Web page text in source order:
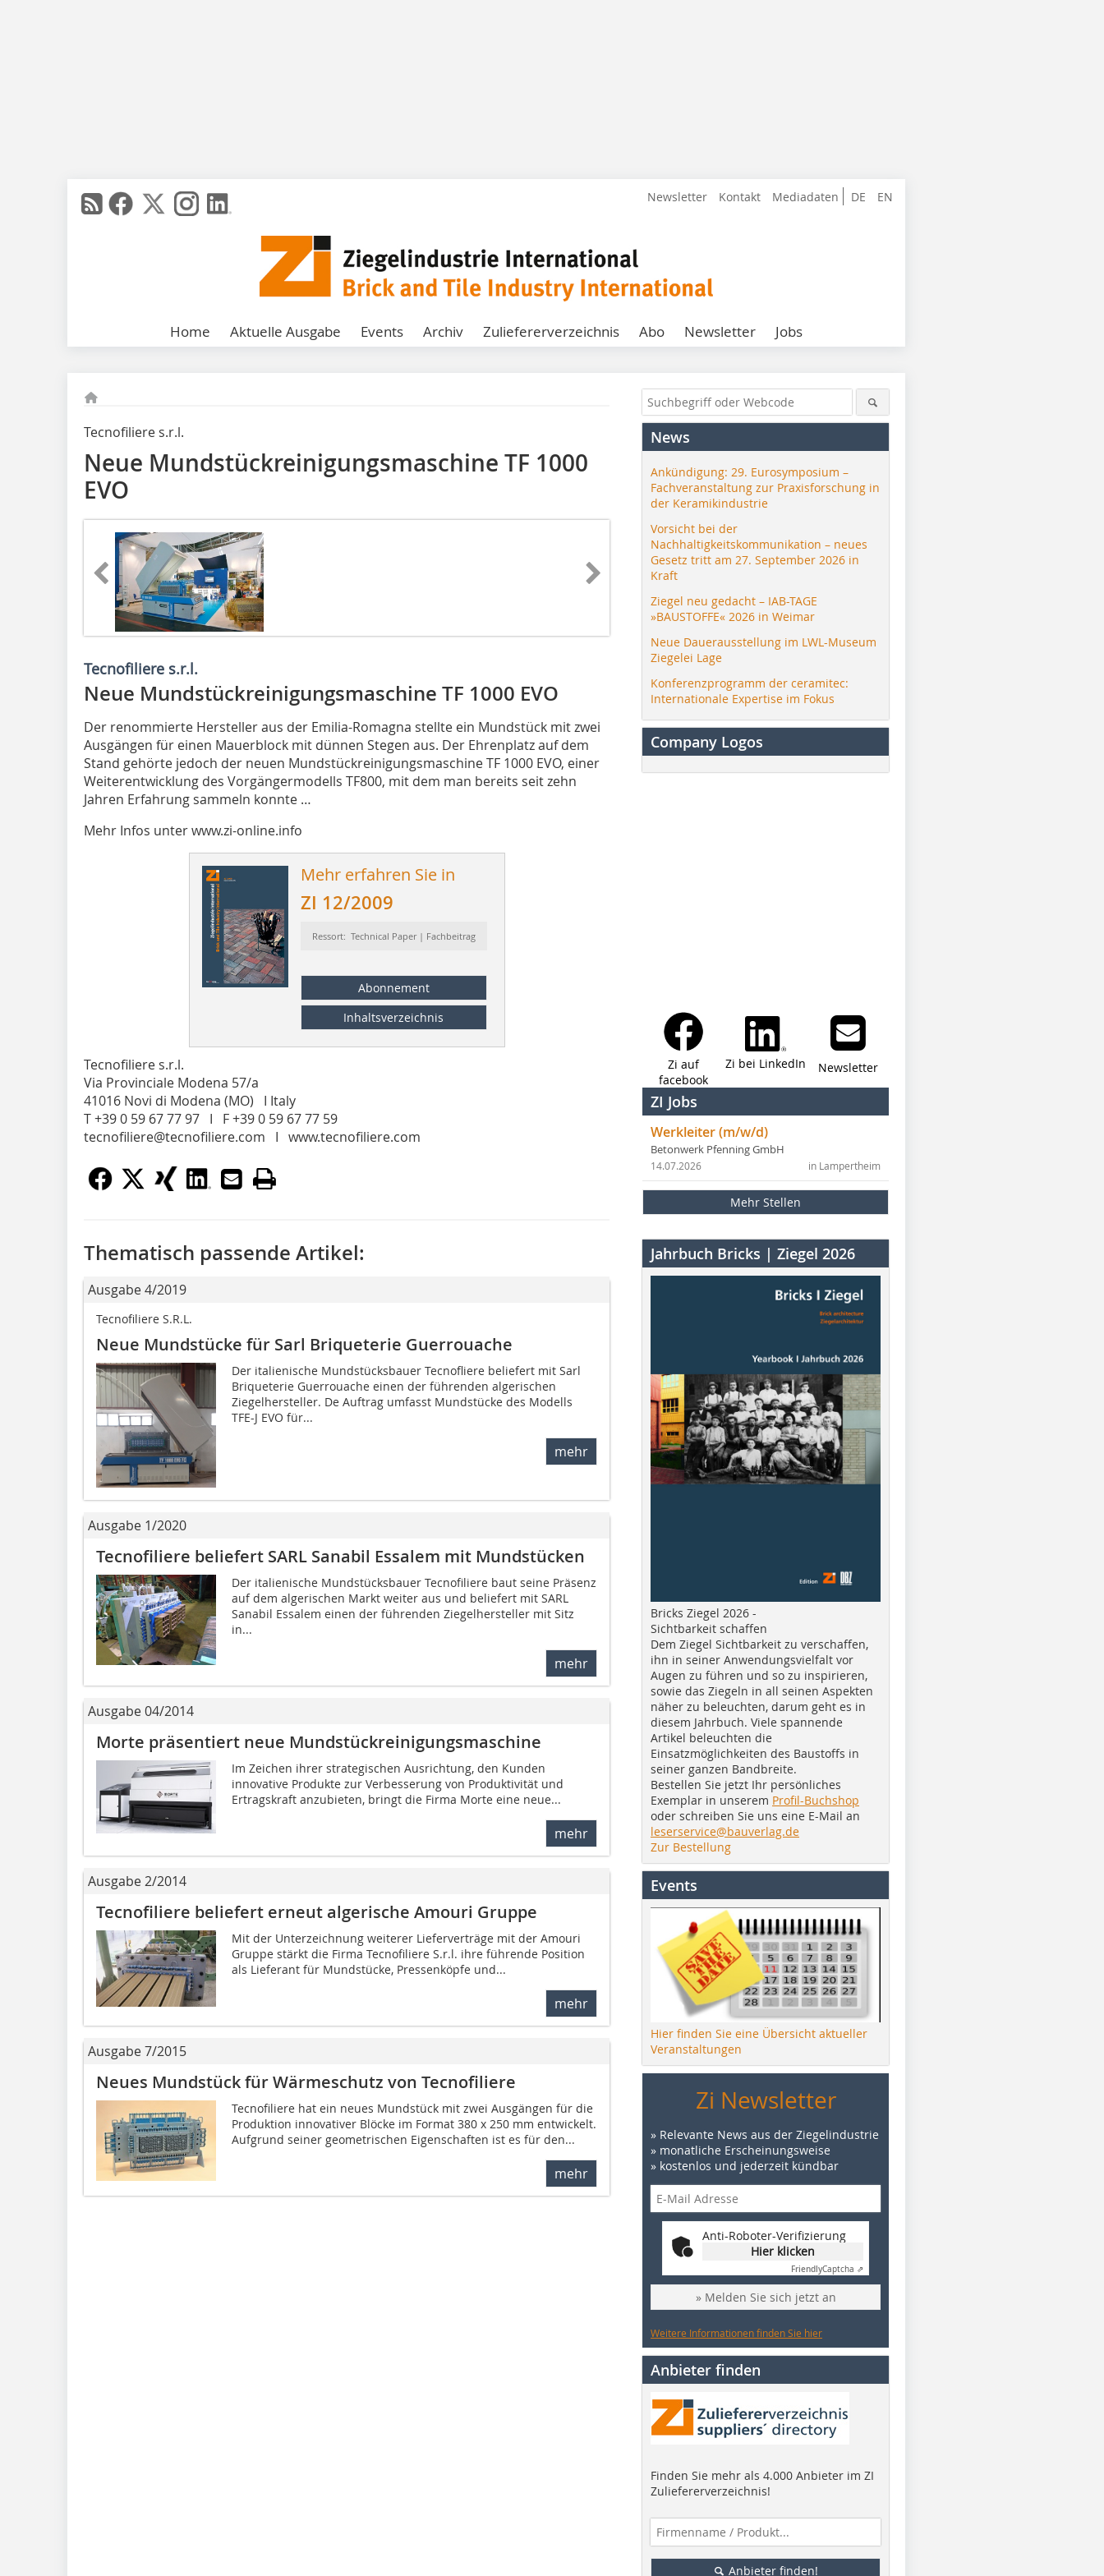
DE EN
Newsletter Kontakt Mediadaten
Home Aktuelle Ausgabe Events Archiv Zuliefererverzeichnis Abo Newsletter Jobs
Tecnofiliere s.r.l.
Neue Mundstückreinigungsmaschine TF 1000
EVO
Tecnofiliere s.r.l.
Neue Mundstückreinigungsmaschine TF 1000 EVO
Der renommierte Hersteller aus der Emilia-Romagna stellte ein Mundstück mit zwei
Ausgängen für einen Mauerblock mit dünnen Stegen aus. Der Ehrenplatz auf dem
Stand gehörte jedoch der neuen Mundstückreinigungsmaschine TF 1000 EVO, einer
Weiterentwicklung des Vorgängermodells TF800, mit dem man bereits seit zehn
Jahren Erfahrung sammeln konnte …
Mehr Infos unter www.zi-online.info
Mehr erfahren Sie in
ZI 12/2009
Ressort: Technical Paper | Fachbeitrag
Abonnement
Inhaltsverzeichnis
Tecnofiliere s.r.l.
Via Provinciale Modena 57/a
41016 Novi di Modena (MO) I Italy
T +39 0 59 67 77 97 I F +39 0 59 67 77 59
tecnofiliere@tecnofiliere.com I www.tecnofiliere.com
Thematisch passende Artikel:
Ausgabe 4/2019
Tecnofiliere S.R.L.
Neue Mundstücke für Sarl Briqueterie Guerrouache
Der italienische Mundstücksbauer Tecnofliere beliefert mit Sarl
Briqueterie Guerrouache einen der führenden algerischen
Ziegelhersteller. De Auftrag umfasst Mundstücke des Modells
TFE-J EVO für...
mehr
Ausgabe 1/2020
Tecnofiliere beliefert SARL Sanabil Essalem mit Mundstücken
Der italienische Mundstücksbauer Tecnofiliere baut seine Präsenz
auf dem algerischen Markt weiter aus und beliefert mit SARL
Sanabil Essalem einen der führenden Ziegelhersteller mit Sitz
in...
mehr
Ausgabe 04/2014
Morte präsentiert neue Mundstückreinigungsmaschine
Im Zeichen ihrer strategischen Ausrichtung, den Kunden
innovative Produkte zur Verbesserung von Produktivität und
Ertragskraft anzubieten, bringt die Firma Morte eine neue...
mehr
Ausgabe 2/2014
Tecnofiliere beliefert erneut algerische Amouri Gruppe
Mit der Unterzeichnung weiterer Lieferverträge mit der Amouri
Gruppe stärkt die Firma Tecnofiliere S.r.l. ihre führende Position
als Lieferant für Mundstücke, Pressenköpfe und...
mehr
Ausgabe 7/2015
Neues Mundstück für Wärmeschutz von Tecnofiliere
Tecnofiliere hat ein neues Mundstück mit zwei Ausgängen für die
Produktion innovativer Blöcke im Format 380 x 250 mm entwickelt.
Aufgrund seiner geometrischen Eigenschaften ist es für den...
mehr
News
Ankündigung: 29. Eurosymposium –
Fachveranstaltung zur Praxisforschung in
der Keramikindustrie
Vorsicht bei der
Nachhaltigkeitskommunikation – neues
Gesetz tritt am 27. September 2026 in
Kraft
Ziegel neu gedacht – IAB-TAGE
»BAUSTOFFE« 2026 in Weimar
Neue Dauerausstellung im LWL-Museum
Ziegelei Lage
Konferenzprogramm der ceramitec:
Internationale Expertise im Fokus
Company Logos
Zi auf
facebook
Zi bei LinkedIn Newsletter
ZI Jobs
Werkleiter (m/w/d)
Betonwerk Pfenning GmbH
in Lampertheim
14.07.2026
Mehr Stellen
Jahrbuch Bricks | Ziegel 2026
Bricks Ziegel 2026 -
Sichtbarkeit schaffen
Dem Ziegel Sichtbarkeit zu verschaffen,
ihn in seiner Anwendungsvielfalt vor
Augen zu führen und so zu inspirieren,
sowie das Ziegeln in all seinen Aspekten
näher zu beleuchten, darum geht es in
diesem Jahrbuch. Viele spannende
Artikel beleuchten die
Einsatzmöglichkeiten des Baustoffs in
seiner ganzen Bandbreite.
Bestellen Sie jetzt Ihr persönliches
Exemplar in unserem Profil-Buchshop
oder schreiben Sie uns eine E-Mail an
leserservice@bauverlag.de
Zur Bestellung
Events
Hier finden Sie eine Übersicht aktueller
Veranstaltungen
Zi Newsletter
» Relevante News aus der Ziegelindustrie
» monatliche Erscheinungsweise
» kostenlos und jederzeit kündbar
Anti-Roboter-Verifizierung
Hier klicken
FriendlyCaptcha ⇗
» Melden Sie sich jetzt an
Weitere Informationen finden Sie hier
Anbieter finden
Finden Sie mehr als 4.000 Anbieter im ZI
Zuliefererverzeichnis!
Anbieter finden!